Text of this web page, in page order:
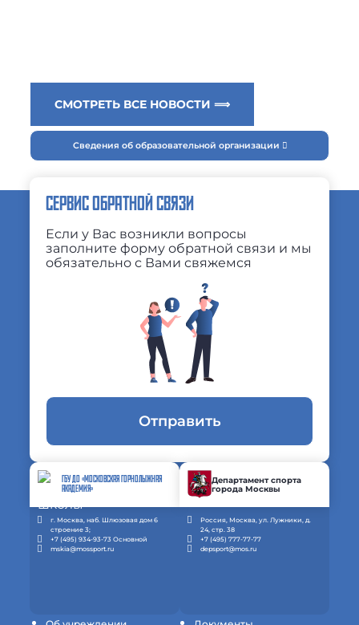
СМОТРЕТЬ ВСЕ НОВОСТИ ⟹
Сведения об образовательной организации
СЕРВИС ОБРАТНОЙ СВЯЗИ
Если у Вас возникли вопросы
заполните форму обратной связи и мы
обязательно с Вами свяжемся
Отправить
ГБУ ДО «МОСКОВСКАЯ ГОРНОЛЫЖНАЯ
АКАДЕМИЯ»
г. Москва, наб. Шлюзовая дом 6
строение 3;
+7 (495) 934-93-73 Основной
mskia@mossport.ru
Департамент спорта
города Москвы
Россия, Москва, ул. Лужники, д.
24, стр. 38
+7 (495) 777-77-77
depsport@mos.ru